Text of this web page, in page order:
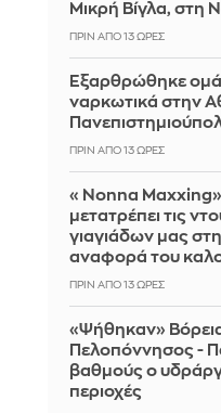
Μικρή Βίγλα, στη
ΠΡΙΝ ΑΠΌ 13 ΏΡΕΣ
Εξαρθρώθηκε
ναρκωτικά στην
ΠΡΙΝ ΑΠΌ 13 ΏΡΕΣ
«Nonna
μετατρέπει τις
γιαγιάδων μας
αναφορά του
ΠΡΙΝ ΑΠΌ 13 ΏΡΕΣ
«Ψήθηκαν»
Πελοπόννησος -
βαθμούς ο
περιοχές